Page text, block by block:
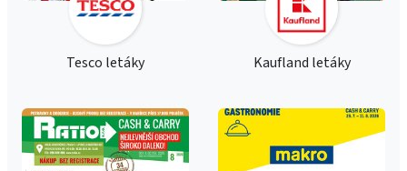
Tesco letáky Kaufland letáky